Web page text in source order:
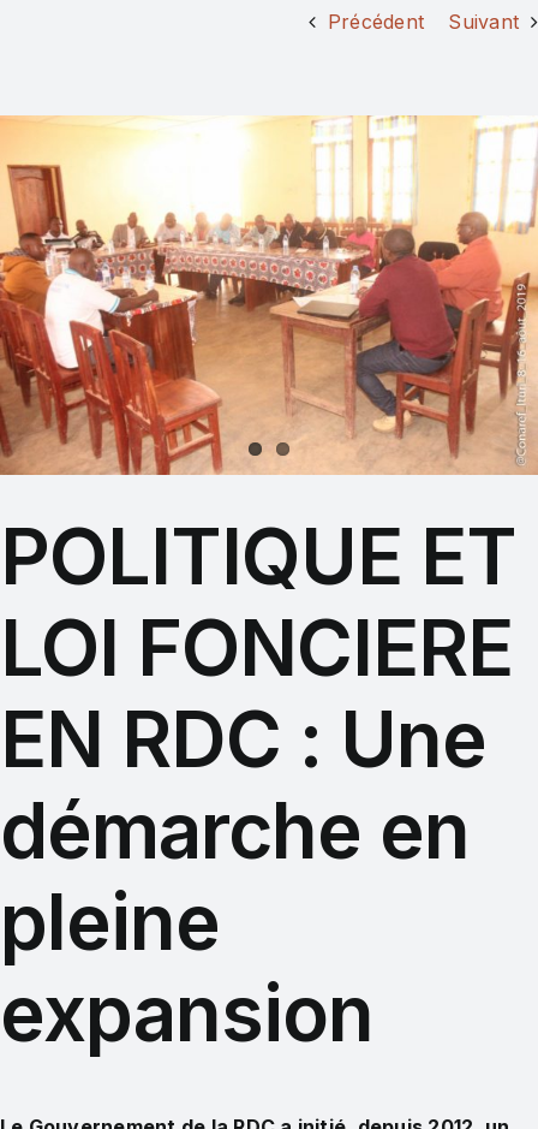
Précédent Suivant
POLITIQUE ET
LOI FONCIERE
EN RDC : Une
démarche en
pleine
expansion